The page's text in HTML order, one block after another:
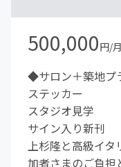
500,000円/月
◆サロン＋築地
ステッカー
スタジオ見学
サイン入り新刊
上杉隆と高級イタ
加者さまのご負担